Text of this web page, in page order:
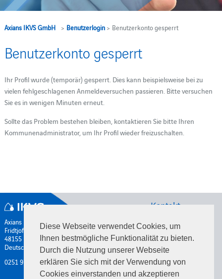
Diese Webseite verwendet Cookies, um
Ihnen bestmögliche Funktionalität zu bieten.
Durch die Nutzung unserer Webseite
erklären Sie sich mit der Verwendung von
Cookies einverstanden und akzeptieren
Axians IKVS GmbH> Benutzerlogin> Benutzerkonto gesperrt
Benutzerkonto gesperrt
Ihr Profil wurde (temporär) gesperrt. Dies kann beispielsweise bei zu
vielen fehlgeschlagenen Anmeldeversuchen passieren. Bitte versuchen
Sie es in wenigen Minuten erneut.
Sollte das Problem bestehen bleiben, kontaktieren Sie bitte Ihren
Kommunenadministrator, um Ihr Profil wieder freizuschalten.
Axians IKVS GmbH
Fridtjof-Nansen Weg 5
48155 Münster
Deutschland
0251 971398-00
Kontakt